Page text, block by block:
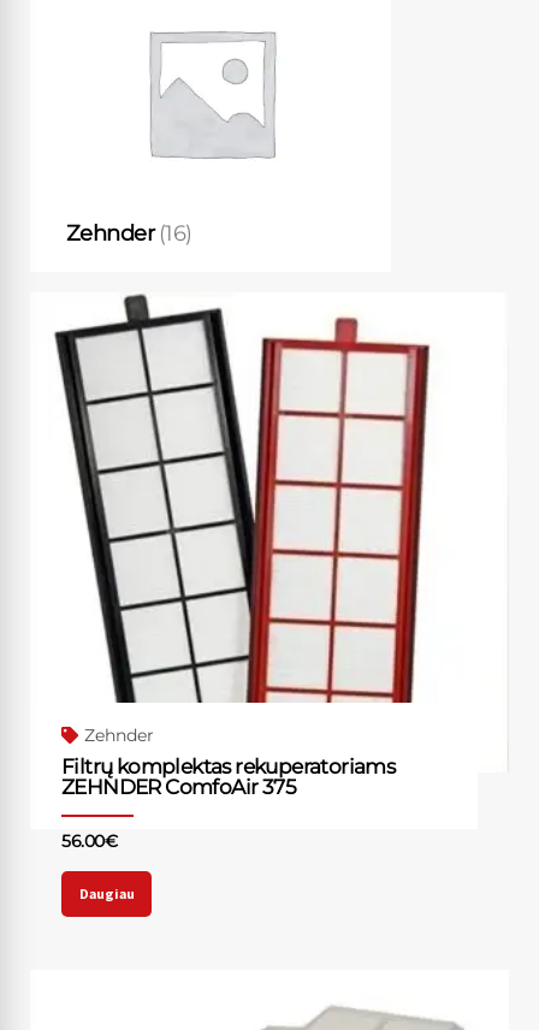
Zehnder (16)
Zehnder
Filtrų komplektas rekuperatoriams
ZEHNDER ComfoAir 375
56.00€
Daugiau